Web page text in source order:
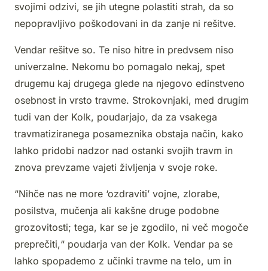
svojimi odzivi, se jih utegne polastiti strah, da so
nepopravljivo poškodovani in da zanje ni rešitve.
Vendar rešitve so. Te niso hitre in predvsem niso
univerzalne. Nekomu bo pomagalo nekaj, spet
drugemu kaj drugega glede na njegovo edinstveno
osebnost in vrsto travme. Strokovnjaki, med drugim
tudi van der Kolk, poudarjajo, da za vsakega
travmatiziranega posameznika obstaja način, kako
lahko pridobi nadzor nad ostanki svojih travm in
znova prevzame vajeti življenja v svoje roke.
“Nihče nas ne more ‘ozdraviti’ vojne, zlorabe,
posilstva, mučenja ali kakšne druge podobne
grozovitosti; tega, kar se je zgodilo, ni več mogoče
preprečiti,“ poudarja van der Kolk. Vendar pa se
lahko spopademo z učinki travme na telo, um in